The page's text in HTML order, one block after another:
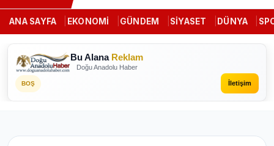
ANA SAYFA EKONOMI GÜNDEM SIYASET DÜNYA
Bu Alana Reklam
Doğu Anadolu Haber
BOŞ İletişim